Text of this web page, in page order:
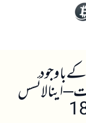
باوجود
– اینالائسس